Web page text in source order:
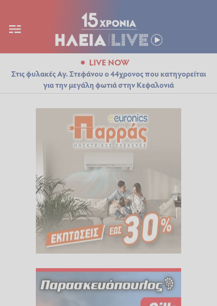
LIVE NOW
Στις φυλακές Αγ. Στεφάνου ο 44χρονος που κατηγορείται
για την μεγάλη φωτιά στην Κεφαλονιά